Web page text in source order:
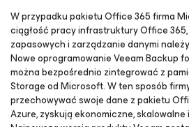
W przypadku pakietu Office 365 firma
ciągłość pracy infrastruktury Office
zapasowych i zarządzanie danymi
Nowe oprogramowanie Veeam Backup
można bezpośrednio zintegrować z
Storage od Microsoft. W ten sposób
przechowywać swoje dane z pakietu
Azure, zyskują ekonomiczne,